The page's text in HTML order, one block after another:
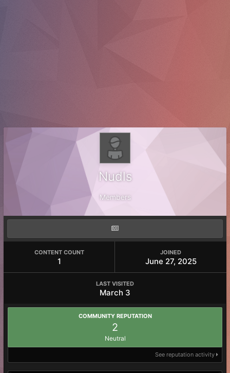
Nudls
Members
CONTENT COUNT
1
JOINED
June 27, 2025
LAST VISITED
March 3
COMMUNITY REPUTATION
2
Neutral
See reputation activity